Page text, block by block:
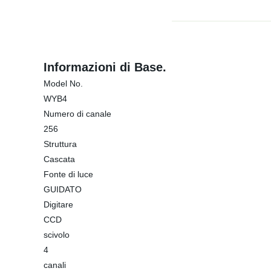
Informazioni di Base.
Model No.
WYB4
Numero di canale
256
Struttura
Cascata
Fonte di luce
GUIDATO
Digitare
CCD
scivolo
4
canali